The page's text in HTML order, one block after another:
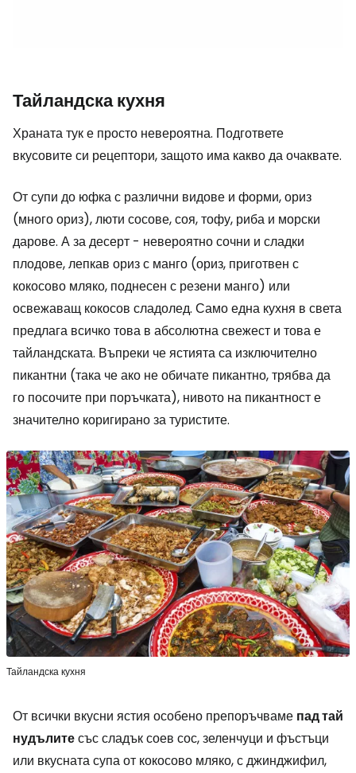
Тайландска кухня
Храната тук е просто невероятна. Подгответе
вкусовите си рецептори, защото има какво да очаквате.
От супи до юфка с различни видове и форми, ориз
(много ориз), люти сосове, соя, тофу, риба и морски
дарове. А за десерт - невероятно сочни и сладки
плодове, лепкав ориз с манго (ориз, приготвен с
кокосово мляко, поднесен с резени манго) или
освежаващ кокосов сладолед. Само една кухня в света
предлага всичко това в абсолютна свежест и това е
тайландската. Въпреки че ястията са изключително
пикантни (така че ако не обичате пикантно, трябва да
го посочите при поръчката), нивото на пикантност е
значително коригирано за туристите.
Тайландска кухня
От всички вкусни ястия особено препоръчваме пад тай
нудълитесъс сладък соев сос, зеленчуци и фъстъци
или вкусната супа от кокосово мляко, с джинджифил,